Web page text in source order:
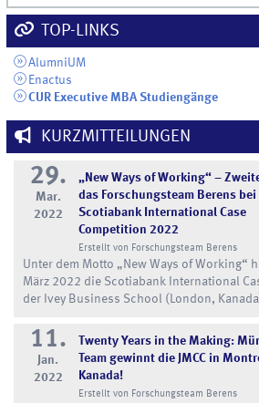
TOP-LINKS
AlumniUM
Enactus
CUR Executive MBA Studiengänge
KURZMITTEILUNGEN
29.
Mar.
2022
„New Ways of Working“ –
das Forschungsteam Berens bei
Scotiabank International Case
Competition 2022
Erstellt von Forschungsteam Berens
Unter dem Motto „New Ways of Working“
März 2022 die Scotiabank International
der Ivey Business School (London,
11.
Jan.
2022
Twenty Years in the Making:
Team gewinnt die JMCC in
Kanada!
Erstellt von Forschungsteam Berens